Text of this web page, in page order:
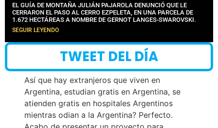
EL GUÍA DE MONTAÑA JULIÁN PAJAROLA DENUNCIÓ QUE LE
CERRARON EL PASO AL CERRO EZPELETA, EN UNA PARCELA DE
1.672 HECTÁREAS A NOMBRE DE GERNOT LANGES-SWAROVSKI.
SEGUIR LEYENDO
TWEET DEL DÍA
Así que hay extranjeros que viven en
Argentina, estudian gratis en Argentina, se
atienden gratis en hospitales Argentinos
mientras odian a la Argentina? Perfecto.